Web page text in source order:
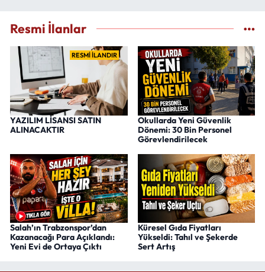
Resmi İlanlar
RESMİ İLANDIR
YAZILIM LİSANSI SATIN
ALINACAKTIR
Okullarda Yeni Güvenlik
Dönemi: 30 Bin Personel
Görevlendirilecek
Salah’ın Trabzonspor’dan
Kazanacağı Para Açıklandı:
Yeni Evi de Ortaya Çıktı
Küresel Gıda Fiyatları
Yükseldi: Tahıl ve Şekerde
Sert Artış